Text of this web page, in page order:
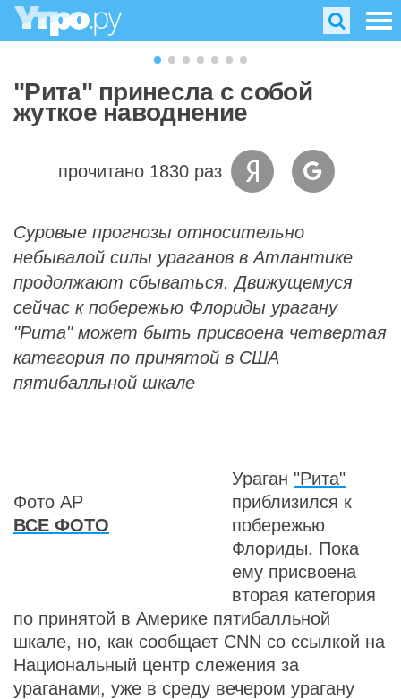
"Рита" принесла с собой
жуткое наводнение
прочитано 1830 раз
Суровые прогнозы относительно
небывалой силы ураганов в Атлантике
продолжают сбываться. Движущемуся
сейчас к побережью Флориды урагану
"Рита" может быть присвоена четвертая
категория по принятой в США
пятибалльной шкале
Фото AP
ВСЕ ФОТО
Ураган "Рита"
приблизился к
побережью
Флориды. Пока
ему присвоена
вторая категория
по принятой в Америке пятибалльной
шкале, но, как сообщает CNN со ссылкой на
Национальный центр слежения за
ураганами, уже в среду вечером урагану